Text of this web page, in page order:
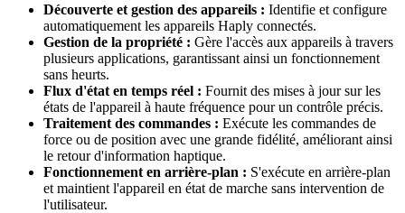
Découverte et gestion des appareils : Identifie et configure
automatiquement les appareils Haply connectés.
Gestion de la propriété : Gère l'accès aux appareils à travers
plusieurs applications, garantissant ainsi un fonctionnement
sans heurts.
Flux d'état en temps réel : Fournit des mises à jour sur les
états de l'appareil à haute fréquence pour un contrôle précis.
Traitement des commandes : Exécute les commandes de
force ou de position avec une grande fidélité, améliorant ainsi
le retour d'information haptique.
Fonctionnement en arrière-plan : S'exécute en arrière-plan
et maintient l'appareil en état de marche sans intervention de
l'utilisateur.